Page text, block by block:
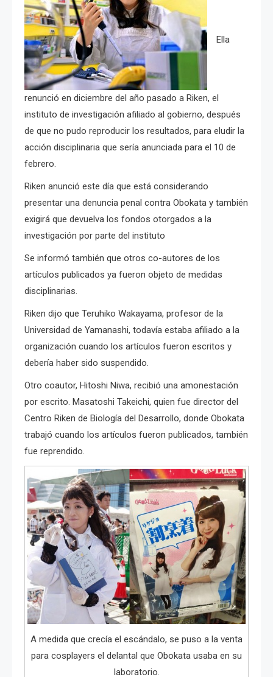
Ella
renunció en diciembre del año pasado a Riken, el
instituto de investigación afiliado al gobierno, después
de que no pudo reproducir los resultados, para eludir la
acción disciplinaria que sería anunciada para el 10 de
febrero.
Riken anunció este día que está considerando
presentar una denuncia penal contra Obokata y también
exigirá que devuelva los fondos otorgados a la
investigación por parte del instituto
Se informó también que otros co-autores de los
artículos publicados ya fueron objeto de medidas
disciplinarias.
Riken dijo que Teruhiko Wakayama, profesor de la
Universidad de Yamanashi, todavía estaba afiliado a la
organización cuando los artículos fueron escritos y
debería haber sido suspendido.
Otro coautor, Hitoshi Niwa, recibió una amonestación
por escrito. Masatoshi Takeichi, quien fue director del
Centro Riken de Biología del Desarrollo, donde Obokata
trabajó cuando los artículos fueron publicados, también
fue reprendido.
A medida que crecía el escándalo, se puso a la venta
para cosplayers el delantal que Obokata usaba en su
laboratorio.